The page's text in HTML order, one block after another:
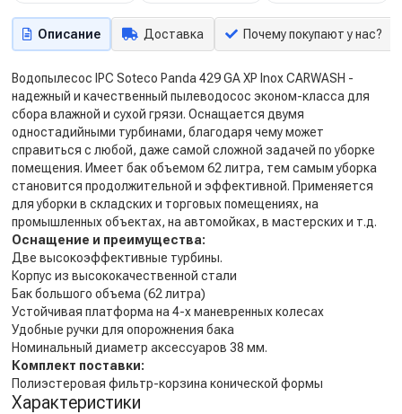
Описание Доставка Почему покупают у нас?
Водопылесос IPC Soteco Panda 429 GA XP Inox CARWASH -
надежный и качественный пылеводосос эконом-класса для
сбора влажной и сухой грязи. Оснащается двумя
одностадийными турбинами, благодаря чему может
справиться с любой, даже самой сложной задачей по уборке
помещения. Имеет бак объемом 62 литра, тем самым уборка
становится продолжительной и эффективной. Применяется
для уборки в складских и торговых помещениях, на
промышленных объектах, на автомойках, в мастерских и т.д.
Оснащение и преимущества:
Две высокоэффективные турбины.
Корпус из высококачественной стали
Бак большого объема (62 литра)
Устойчивая платформа на 4-х маневренных колесах
Удобные ручки для опорожнения бака
Номинальный диаметр аксессуаров 38 мм.
Комплект поставки:
Полиэстеровая фильтр-корзина конической формы
Характеристики